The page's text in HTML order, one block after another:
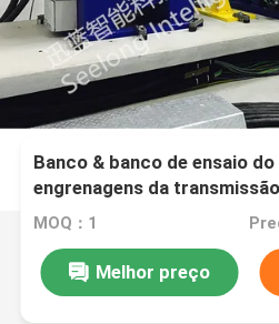
Banco & banco de ensaio
engrenagens da transmissão
MOQ：1
Melhor preço